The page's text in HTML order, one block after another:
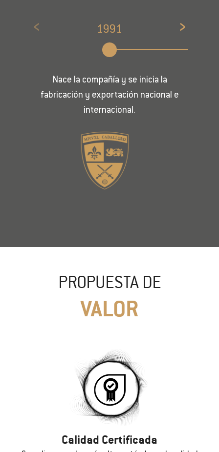
1991
‹ ›
Nace la compañía y se inicia la
fabricación y exportación nacional e
internacional.
PROPUESTA DE
VALOR
Calidad Certificada